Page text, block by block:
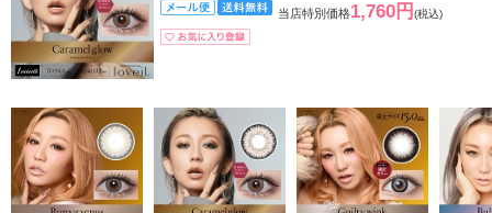
当店特別価格1,760円 (税込)